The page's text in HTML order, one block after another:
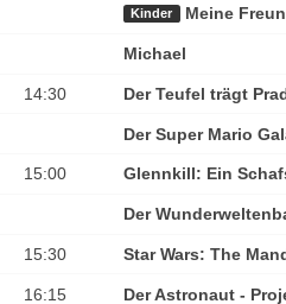
Kinder Meine
Michael
14:30 Der Teufel trägt
Der Super Mario
15:00 Glennkill: Ein
Der
15:30 Star Wars: The
16:15 Der Astronaut -